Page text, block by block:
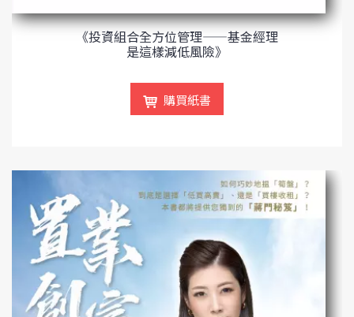
《投資組合全方位管理——基金經理
是這樣減低風險》
購買紙書